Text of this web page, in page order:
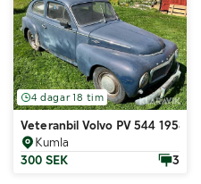
4 dagar 18 tim
Veteranbil Volvo PV 544 1958 i
Kumla
300 SEK
3